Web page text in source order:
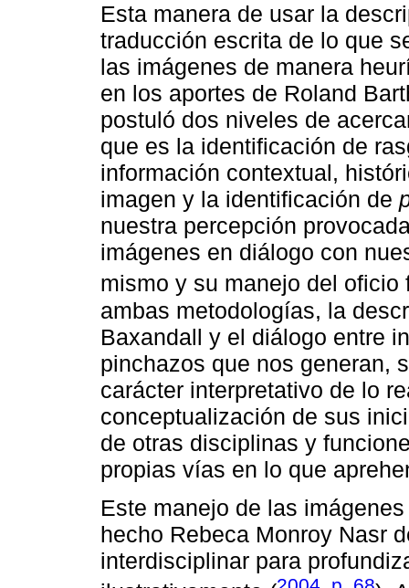
Esta manera de usar la
traducción escrita de lo que
las imágenes de manera
en los aportes de Roland
postuló dos niveles de
que es la identificación de
información contextual,
imagen y la identificación de
nuestra percepción
imágenes en diálogo con
mismo y su manejo del oficio
ambas metodologías, la
Baxandall y el diálogo entre
pinchazos que nos generan,
carácter interpretativo de lo
conceptualización de sus
de otras disciplinas y
propias vías en lo que
Este manejo de las
hecho Rebeca Monroy Nasr
interdisciplinar para